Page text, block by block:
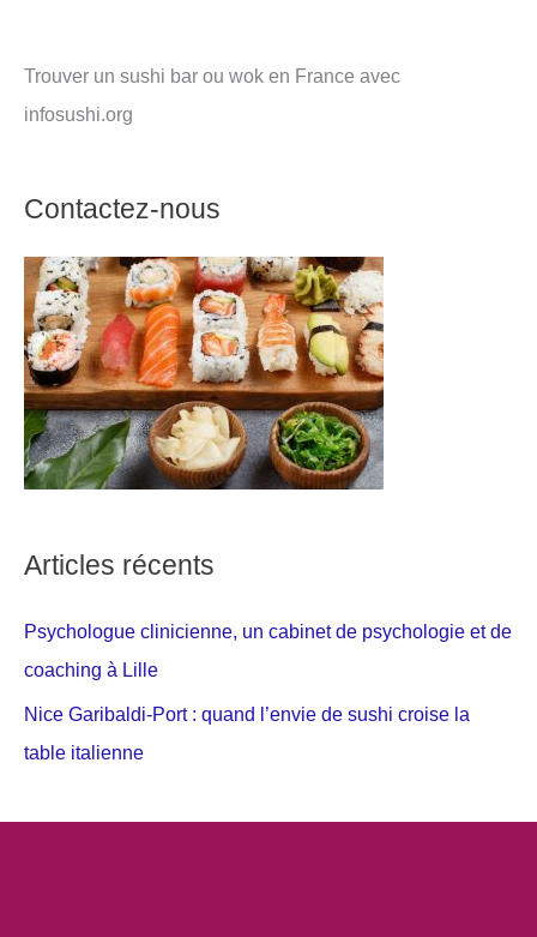
Trouver un sushi bar ou wok en France avec
infosushi.org
Contactez-nous
Articles récents
Psychologue clinicienne, un cabinet de psychologie et de
coaching à Lille
Nice Garibaldi-Port : quand l’envie de sushi croise la
table italienne